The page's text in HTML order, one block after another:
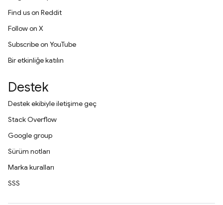
Find us on Reddit
Follow on X
Subscribe on YouTube
Bir etkinliğe katılın
Destek
Destek ekibiyle iletişime geç
Stack Overflow
Google group
Sürüm notları
Marka kuralları
SSS